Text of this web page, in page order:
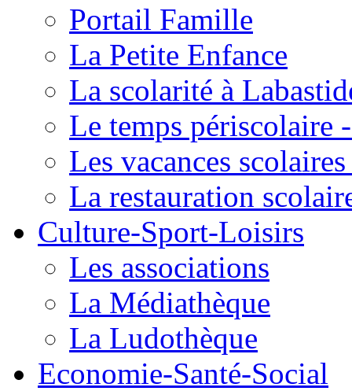
Portail Famille
La Petite Enfance
La scolarité à
Le temps périscolaire
Les vacances
La restauration
Culture-Sport-Loisirs
Les associations
La Médiathèque
La Ludothèque
Economie-Santé-Social